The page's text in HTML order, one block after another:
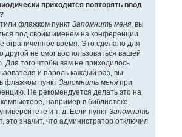
приходится повторять ввод
флажком пункт Запомнить меня, вы
под своим именем на конференции
ограниченное время. Это сделано для
другой не смог воспользоваться вашей
Для того чтобы вам не приходилось
и пароль каждый раз, вы
флажком пункт Запомнить меняпри
Не рекомендуется делать это на
например в библиотеке,
и т. д. Если пункт Запомнить
это значит, что администратор отключил